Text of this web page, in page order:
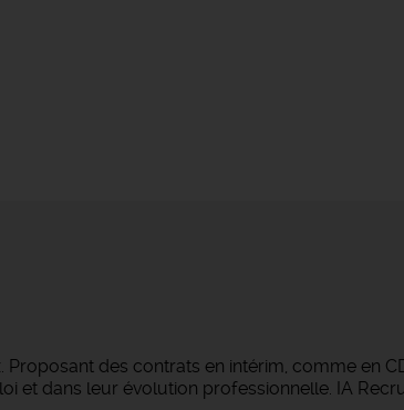
des contrats en intérim, comme en
et dans leur évolution professionnelle. IA